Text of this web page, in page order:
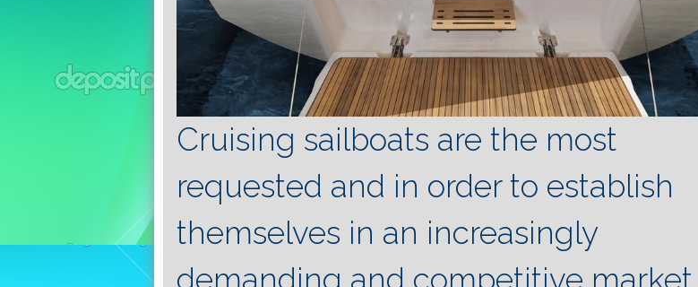
Cruising sailboats are the most
requested and in order to establish
themselves in an increasingly
demanding and competitive market,